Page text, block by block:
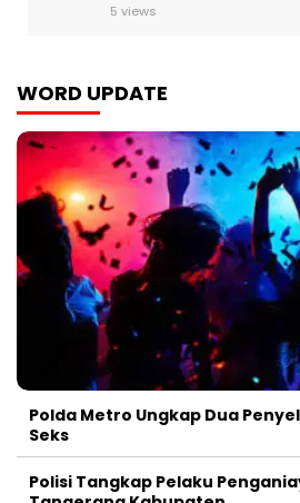
5 views
WORD UPDATE
Polda Metro Ungkap Dua
Seks
Polisi Tangkap Pelaku